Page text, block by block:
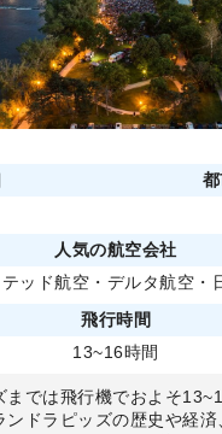
人気の航空会社
ッド航空 ・ デルタ航空 ・
飛行時間
13~16時間
までは飛行機でおよそ
ンドラピッズの歴史や経済